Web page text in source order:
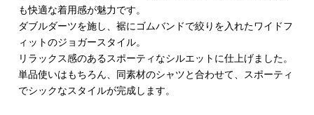
も快適な着用感が魅力です。
ダブルダーツを施し、裾にゴムバンドで絞りを入れたワイドフ
ィットのジョガースタイル。
リラックス感のあるスポーティなシルエットに仕上げました。
単品使いはもちろん、同素材のシャツと合わせて、スポーティ
でシックなスタイルが完成します。